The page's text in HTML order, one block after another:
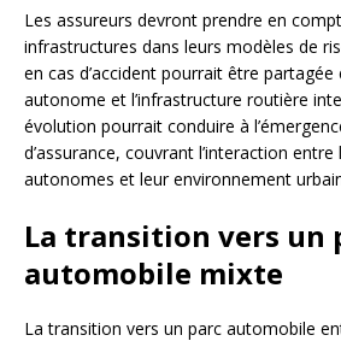
Les assureurs devront prendre en
infrastructures dans leurs modèles de
en cas d’accident pourrait être partagée
autonome et l’infrastructure routière
évolution pourrait conduire à
d’assurance, couvrant l’interaction entre
autonomes et leur environnement
La transition vers un
automobile mixte
La transition vers un parc automobile